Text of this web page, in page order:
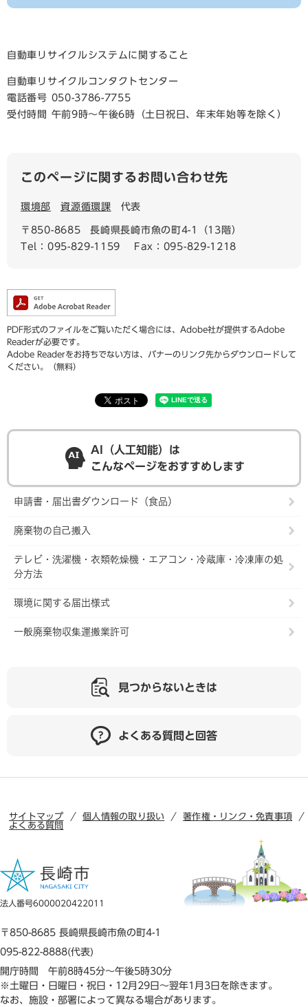
自動車リサイクルシステムに関すること
自動車リサイクルコンタクトセンター
電話番号 050-3786-7755
受付時間 午前9時～午後6時（土日祝日、年末年始等を除く）
このページに関するお問い合わせ先
環境部 資源循環課 代表
〒850-8685
長崎県長崎市魚の町4-1（13階）
Tel：095-829-1159
Fax：095-829-1218
PDF形式のファイルをご覧いただく場合には、Adobe社が提供するAdobe
Readerが必要です。
Adobe Readerをお持ちでない方は、バナーのリンク先からダウンロードして
ください。（無料）
AI（人工知能）は
こんなページをおすすめします
申請書・届出書ダウンロード（食品）
廃棄物の自己搬入
テレビ・洗濯機・衣類乾燥機・エアコン・冷蔵庫・冷凍庫の処
分方法
環境に関する届出様式
一般廃棄物収集運搬業許可
見つからないときは
よくある質問と回答
サイトマップ 個人情報の取り扱い
著作権・リンク・免責事項
よくある質問
法人番号6000020422011
〒850-8685 長崎県長崎市魚の町4-1
095-822-8888(代表)
開庁時間 午前8時45分～午後5時30分
※土曜日・日曜日・祝日・12月29日～翌年1月3日を除きます。
なお、施設・部署によって異なる場合があります。